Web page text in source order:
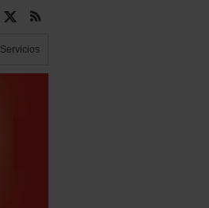
Servicios